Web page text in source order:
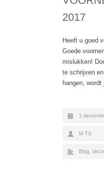
2017
Heeft u goed
Goede
mislukken!
te schrijven
hangen,
1
M TS
Blog,